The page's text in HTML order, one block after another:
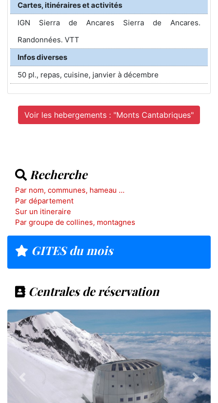
Cartes, itinéraires et activités
IGN Sierra de Ancares Sierra de Ancares.
Randonnées. VTT
Infos diverses
50 pl., repas, cuisine, janvier à décembre
Voir les hebergements : "Monts Cantabriques"
Recherche
Par nom, communes, hameau ...
Par département
Sur un itineraire
Par groupe de collines, montagnes
GITES du mois
Centrales de réservation